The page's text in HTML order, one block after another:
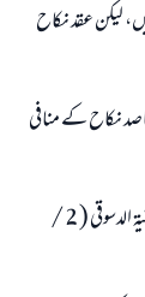
ليكن عقد نكاح
نكاح كے منافى
ديكھيں: المغنى ( 7 / 72 ) مزيد حاشيۃ ابن عابدين ( 3 / 131 ) اور فتاوى عليش المالكى ( 1 / 333 ) اور حاشيۃ الدسوقى ( 2 /